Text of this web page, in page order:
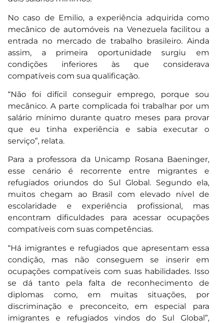
No caso de Emilio, a experiência adquirida como
mecânico de automóveis na Venezuela facilitou a
entrada no mercado de trabalho brasileiro. Ainda
assim, a primeira oportunidade surgiu em
condições inferiores às que considerava
compatíveis com sua qualificação.
“Não foi difícil conseguir emprego, porque sou
mecânico. A parte complicada foi trabalhar por um
salário mínimo durante quatro meses para provar
que eu tinha experiência e sabia executar o
serviço”, relata.
Para a professora da Unicamp Rosana Baeninger,
esse cenário é recorrente entre migrantes e
refugiados oriundos do Sul Global. Segundo ela,
muitos chegam ao Brasil com elevado nível de
escolaridade e experiência profissional, mas
encontram dificuldades para acessar ocupações
compatíveis com suas competências.
“Há imigrantes e refugiados que apresentam essa
condição, mas não conseguem se inserir em
ocupações compatíveis com suas habilidades. Isso
se dá tanto pela falta de reconhecimento de
diplomas como, em muitas situações, por
discriminação e preconceito, em especial para
imigrantes e refugiados vindos do Sul Global”,